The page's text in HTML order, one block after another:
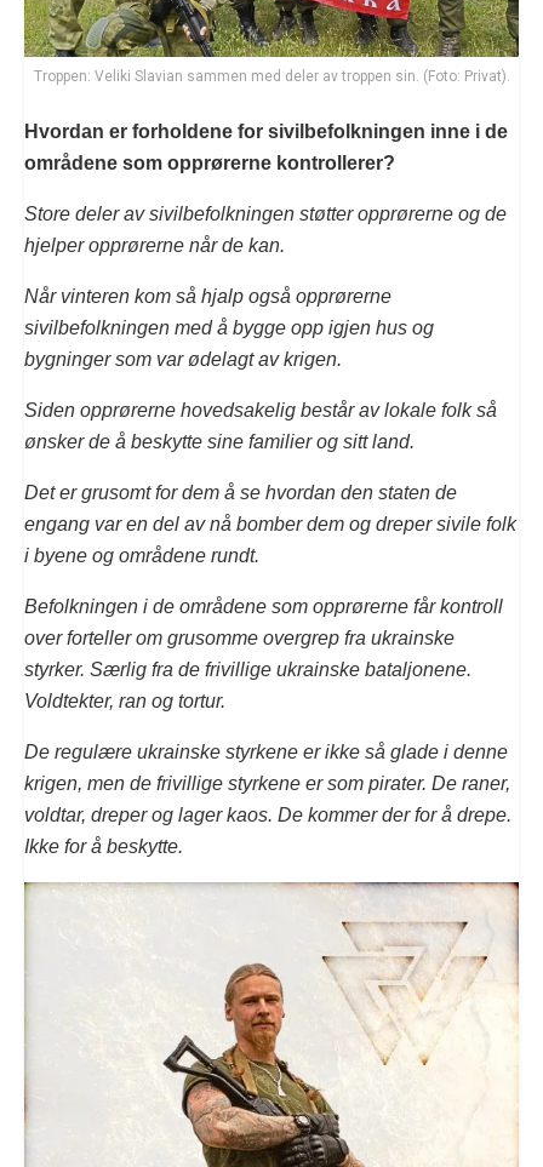
Troppen: Veliki Slavian sammen med deler av troppen sin. (Foto: Privat).
Hvordan er forholdene for sivilbefolkningen inne i de
områdene som opprørerne kontrollerer?
Store deler av sivilbefolkningen støtter opprørerne og de
hjelper opprørerne når de kan.
Når vinteren kom så hjalp også opprørerne
sivilbefolkningen med å bygge opp igjen hus og
bygninger som var ødelagt av krigen.
Siden opprørerne hovedsakelig består av lokale folk så
ønsker de å beskytte sine familier og sitt land.
Det er grusomt for dem å se hvordan den staten de
engang var en del av nå bomber dem og dreper sivile folk
i byene og områdene rundt.
Befolkningen i de områdene som opprørerne får kontroll
over forteller om grusomme overgrep fra ukrainske
styrker. Særlig fra de frivillige ukrainske bataljonene.
Voldtekter, ran og tortur.
De regulære ukrainske styrkene er ikke så glade i denne
krigen, men de frivillige styrkene er som pirater. De raner,
voldtar, dreper og lager kaos. De kommer der for å drepe.
Ikke for å beskytte.